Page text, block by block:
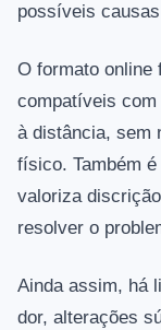
possíveis
O formato online
compatíveis com
à distância, sem
físico. Também
valoriza
resolver o
Ainda assim, há
dor, alterações